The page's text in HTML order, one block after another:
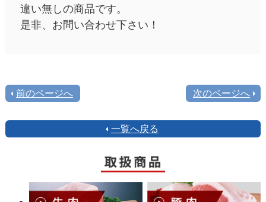
違い無しの商品です。
是非、お問い合わせ下さい！
前のページへ 次のページへ
一覧へ戻る